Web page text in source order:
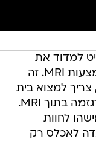
למדוד את
פעילות המוח במהלך אורגזמה באמצעות MRI. זה
למצוא בית
חולים שיאפשר לאנשים להגיע לאורגזמה בתוך MRI.
לחוות
לאכלס רק